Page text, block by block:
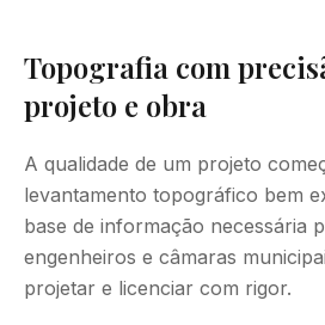
Topografia com
projeto e obra
A qualidade de um projeto
levantamento topográfico bem
base de informação necessária
engenheiros e câmaras
projetar e licenciar com rigor.